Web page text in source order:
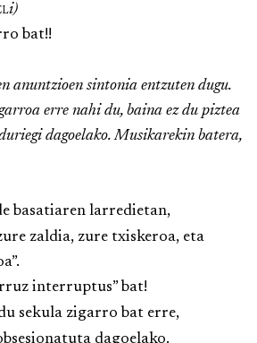
i)
bat!!
anuntzioen sintonia entzuten dugu.
erre nahi du, baina ez du piztea
dagoelako. Musikarekin batera,
basatiaren larredietan,
zaldia, zure txiskeroa, eta
interruptus” bat!
sekula zigarro bat erre,
dagoelako.